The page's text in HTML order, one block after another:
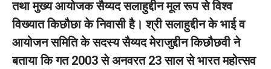
तथा मुख्य आयोजक सैय्यद सलाहुद्दीन मूल रूप से विश्व
विख्यात किछौछा के निवासी है। श्री सलाहुद्दीन के भाई व
आयोजन समिति के सदस्य सैय्यद मेराजुद्दीन किछौछवी ने
बताया कि गत 2003 से अनवरत 23 साल से भारत महोत्सव